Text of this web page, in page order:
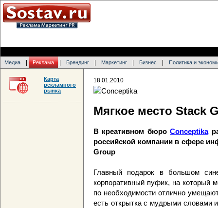
Медиа Реклама Брендинг Маркетинг Бизнес Политика и
18.01.2010
Мягкое место Stack
В креативном бюроConceptika
российской компании в сфере
Group
Главный подарок в большом
корпоративный пуфик, на который
по необходимости отлично
есть открытка с мудрыми словами
Карта
рекламного
рынка